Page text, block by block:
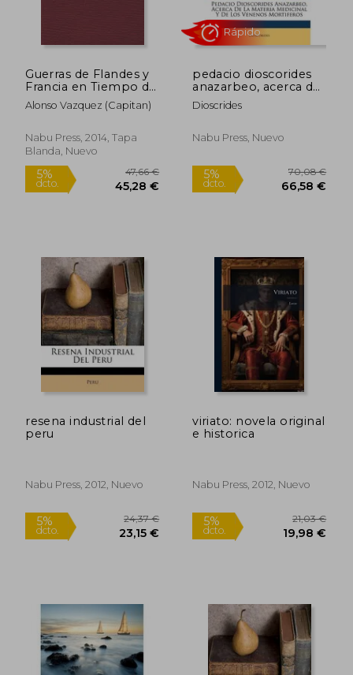
Guerras de Flandes y
Francia en Tiempo de
Alejandro Farnese.
Ahora por Primera
Marqués de la
Fuensanta del Valle y
Rayon.
Alonso Vazquez (Capitan)
Nabu Press, 2014, Tapa
Blanda, Nuevo
5%
dcto.
47,66 €
45,28 €
pedacio dioscorides
anazarbeo, acerca de
la materia medicinal y
de los venenos
Dioscrides
Nabu Press, Nuevo
5%
dcto.
resena industrial del
peru
Nabu Press, 2012, Nuevo
5%
dcto.
24,37 €
23,15 €
viriato: novela original
e historica
Nabu Press, 2012, Nuevo
5%
dcto.